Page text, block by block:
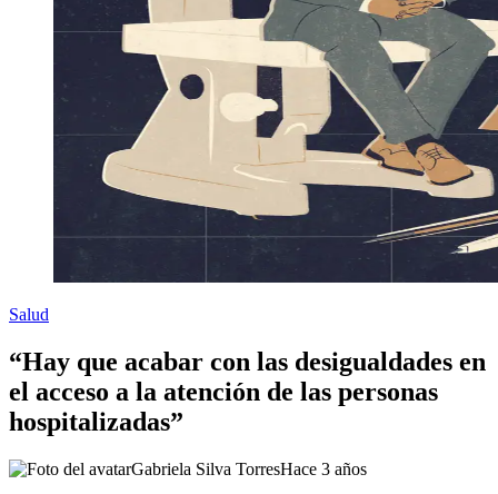
Salud
“Hay que acabar con las desigualdades en
el acceso a la atención de las personas
hospitalizadas”
Gabriela Silva TorresHace 3 años